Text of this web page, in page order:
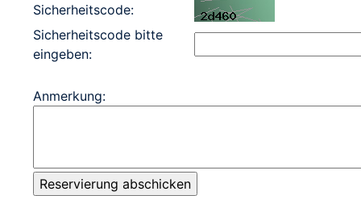
Sicherheitscode:
Sicherheitscode bitte
eingeben:
Anmerkung: